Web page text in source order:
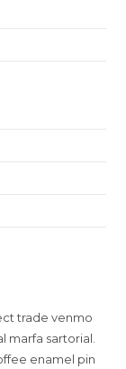
trade venmo
marfa sartorial.
enamel pin